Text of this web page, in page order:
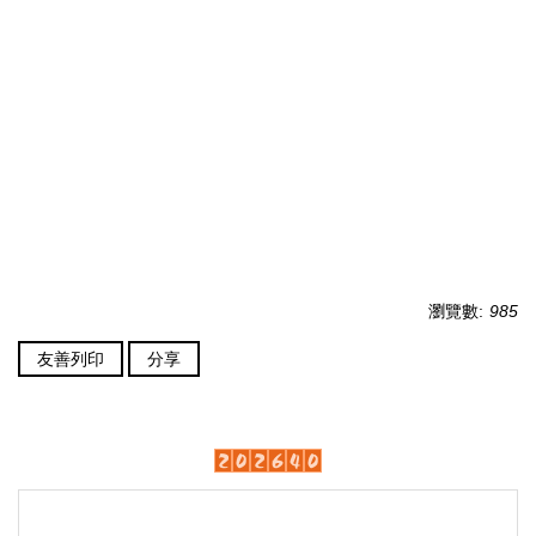
瀏覽數: 985
友善列印 分享